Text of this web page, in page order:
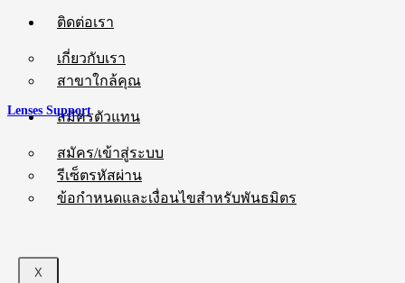
ติดต่อเรา
เกี่ยวกับเรา
สาขาใกล้คุณ
สมัครตัวแทน
สมัคร/เข้าสู่ระบบ
รีเซ็ตรหัสผ่าน
ข้อกำหนดและเงื่อนไขสำหรับพันธมิตร
X
Lenses Support